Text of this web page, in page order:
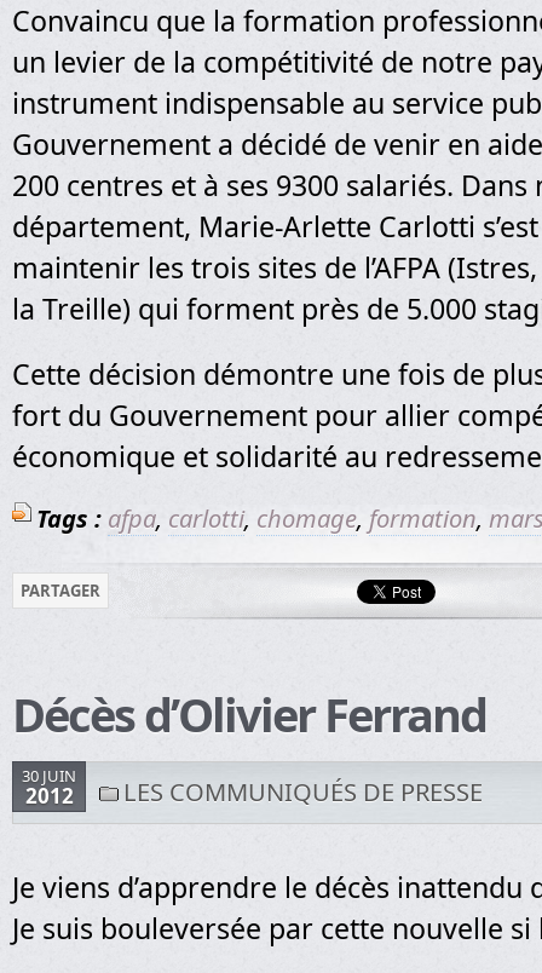
Convaincu que la formation
un levier de la compétitivité de notre
instrument indispensable au service
Gouvernement a décidé de venir en aide
200 centres et à ses 9300 salariés. Dans
département, Marie-Arlette Carlotti
maintenir les trois sites de l’AFPA
la Treille) qui forment près de 5.000
Cette décision démontre une fois de
fort du Gouvernement pour allier
économique et solidarité au
Tags : afpa, carlotti, chomage, formation,
PARTAGER
Décès d’Olivier Ferrand
30 JUIN
2012 LES COMMUNIQUÉS DE PRESSE
Je viens d’apprendre le décès inattendu
Je suis bouleversée par cette nouvelle